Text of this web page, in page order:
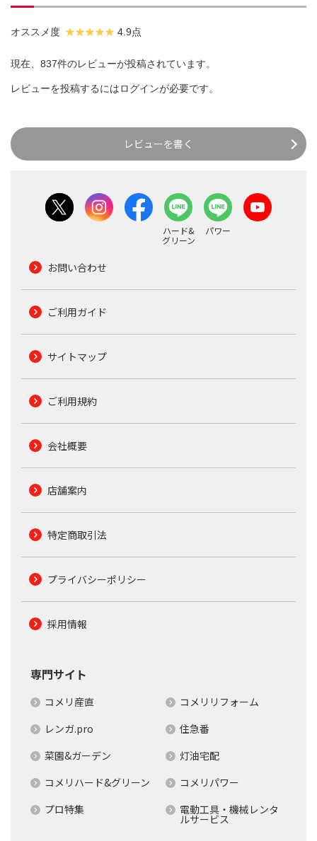
オススメ度 4.9点
現在、837件のレビューが投稿されています。
レビューを投稿するにはログインが必要です。
レビューを書く
ハード&
グリーン
パワー
お問い合わせ
ご利用ガイド
サイトマップ
ご利用規約
会社概要
店舗案内
特定商取引法
プライバシーポリシー
採用情報
専門サイト
コメリ産直
コメリリフォーム
レンガ.pro
住急番
菜園&ガーデン
灯油宅配
コメリハード&グリーン
コメリパワー
プロ特集
電動工具・機械レンタ
ルサービス